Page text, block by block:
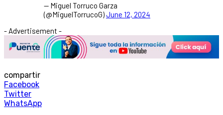
— Miguel Torruco Garza
(@MiguelTorrucoG)June 12, 2024
- Advertisement -
compartir
Facebook
Twitter
WhatsApp